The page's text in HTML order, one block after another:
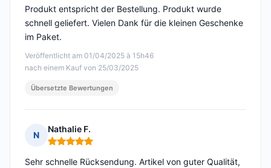
Veröffentlicht am 01/04/2025 à 15h46
nach einem Kauf von 25/03/2025
Produkt entspricht der Bestellung. Produkt wurde
schnell geliefert. Vielen Dank für die kleinen Geschenke
im Paket.
Übersetzte Bewertungen
N
Nathalie F.
Hinweis: 5 von 5
Sehr schnelle Rücksendung. Artikel von guter Qualität,